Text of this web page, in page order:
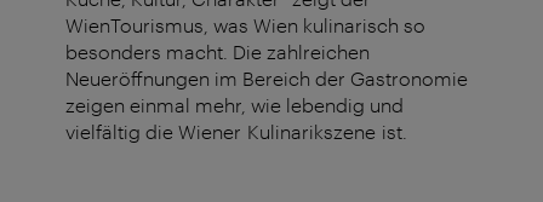
WienTourismus, was Wien kulinarisch so
besonders macht. Die zahlreichen
Neueröffnungen im Bereich der Gastronomie
zeigen einmal mehr, wie lebendig und
vielfältig die Wiener Kulinarikszene ist.